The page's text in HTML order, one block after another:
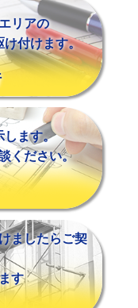
リアの
け付けます。
します。
ください。
ましたらご契
す